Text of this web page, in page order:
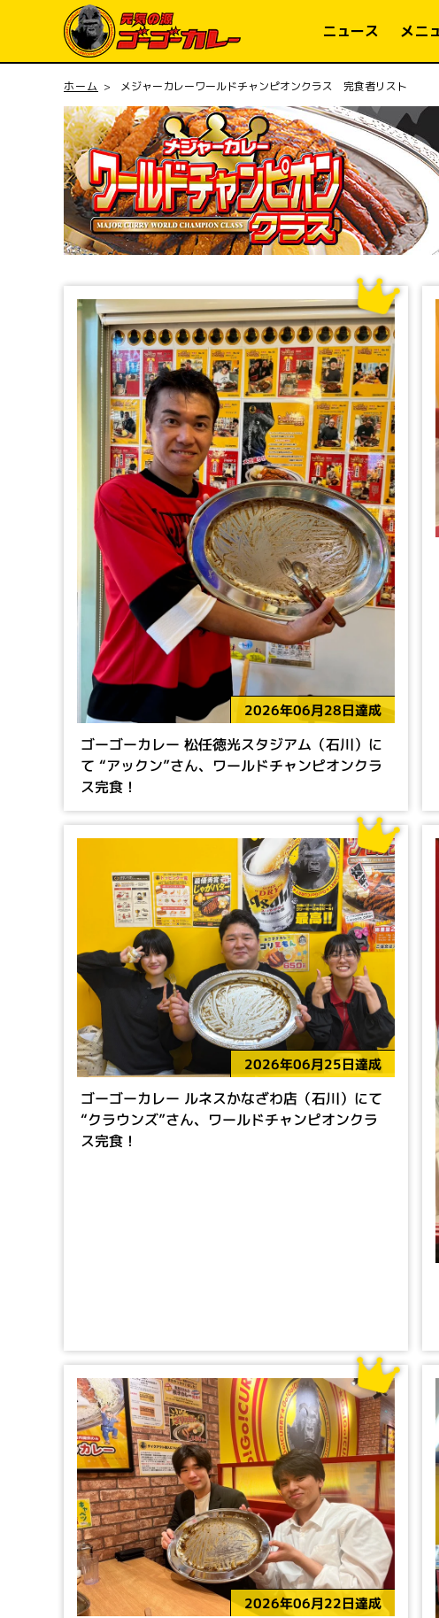
ンツに
ニュース メニ
ホーム メジャーカレーワールドチャンピオンクラス 完食者リスト
2026年06月28日達成
ゴーゴーカレー 松任徳光スタジアム（石川）に
て “アックン”さん、ワールドチャンピオンクラ
ス完食！
2026年06月25日達成
ゴーゴーカレー ルネスかなざわ店（石川）にて
“クラウンズ”さん、ワールドチャンピオンクラ
ス完食！
2026年06月22日達成